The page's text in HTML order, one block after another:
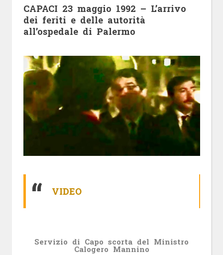
CAPACI 23 maggio 1992 – L’arrivo
dei feriti e delle autorità
all’ospedale di Palermo
VIDEO
Servizio di Capo scorta del Ministro
Calogero Mannino